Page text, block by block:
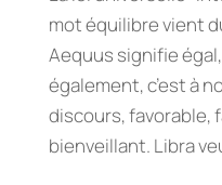
mot équilibre vient
Aequus signifie
également, c’est à
discours, favorable,
bienveillant. Libra